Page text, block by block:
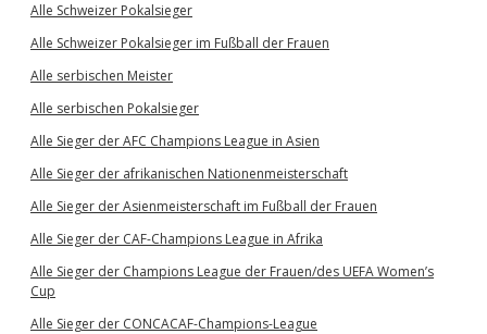
Alle Schweizer Pokalsieger
Alle Schweizer Pokalsieger im Fußball der Frauen
Alle serbischen Meister
Alle serbischen Pokalsieger
Alle Sieger der AFC Champions League in Asien
Alle Sieger der afrikanischen Nationenmeisterschaft
Alle Sieger der Asienmeisterschaft im Fußball der Frauen
Alle Sieger der CAF-Champions League in Afrika
Alle Sieger der Champions League der Frauen/des UEFA Women’s
Cup
Alle Sieger der CONCACAF-Champions-League